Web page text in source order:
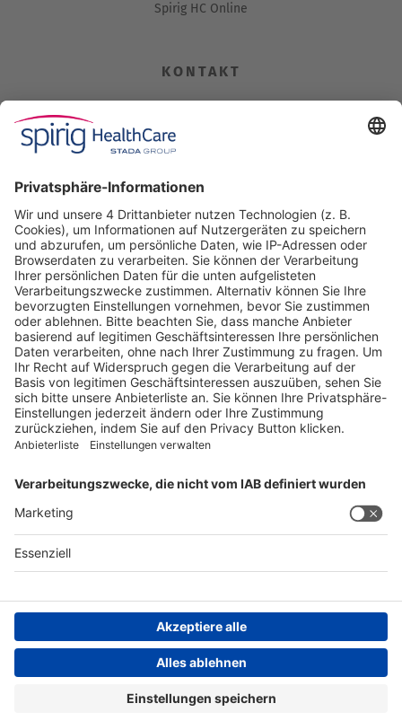
Spirig HC Online
KONTAKT
Industriestrasse 30
CH-4622 Egerkingen
Tel. +41 62 388 85 00
info@spirig-healthcare.ch
Pharmakovigilanz
Für Meldungen von unerwünschten Arzneimittelwirkungen zu
einem Medikament von Spirig HealthCare AG
Tel. +41 62 388 85 88
pharmacovigilance@spirig-healthcare.ch
FOLGEN SIE UNS
AGB
Datenschutzerklärung
Datenschutzhinweis
Compliance